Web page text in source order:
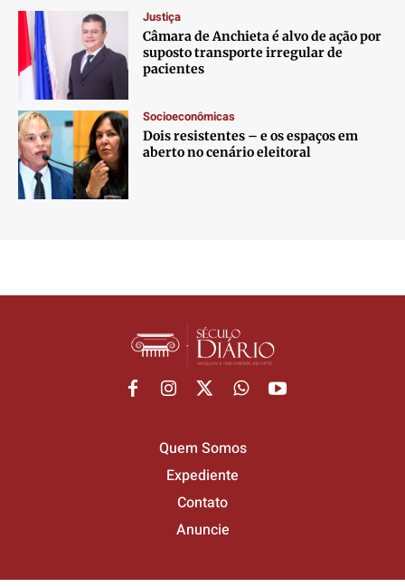
Justiça
Câmara de Anchieta é alvo de ação por
suposto transporte irregular de
pacientes
Socioeconômicas
Dois resistentes – e os espaços em
aberto no cenário eleitoral
Quem Somos
Expediente
Contato
Anuncie